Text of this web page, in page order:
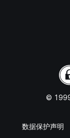
©
数据保护声明